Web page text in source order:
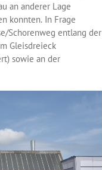
an anderer Lage
konnten. In Frage
Schorenweg entlang der
Gleisdreieck
sowie an der